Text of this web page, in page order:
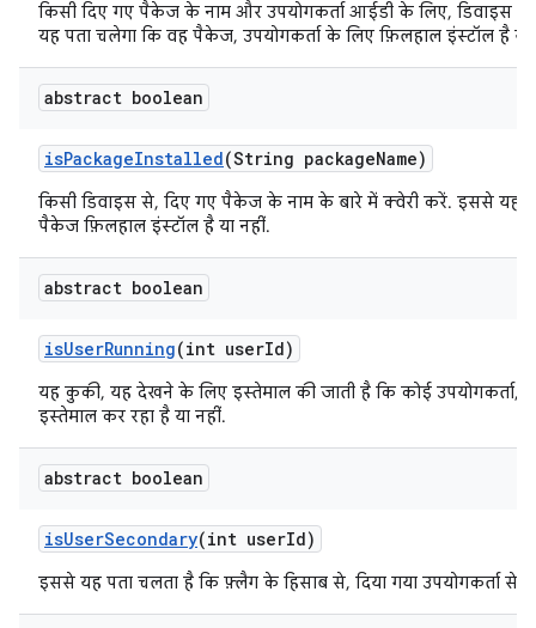
किसी दिए गए पैकेज के नाम और उपयोगकर्ता आईडी के लिए, डिवाइस
यह पता चलेगा कि वह पैकेज, उपयोगकर्ता के लिए फ़िलहाल इंस्टॉल है या
abstract boolean
isPackageInstalled(String packageName)
किसी डिवाइस से, दिए गए पैकेज के नाम के बारे में क्वेरी करें. इससे यह
पैकेज फ़िलहाल इंस्टॉल है या नहीं.
abstract boolean
isUserRunning(int userId)
यह कुकी, यह देखने के लिए इस्तेमाल की जाती है कि कोई उपयोगकर्ता,
इस्तेमाल कर रहा है या नहीं.
abstract boolean
isUserSecondary(int userId)
इससे यह पता चलता है कि फ़्लैग के हिसाब से, दिया गया उपयोगकर्ता